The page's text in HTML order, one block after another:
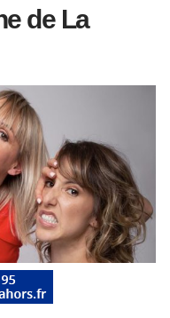
de La